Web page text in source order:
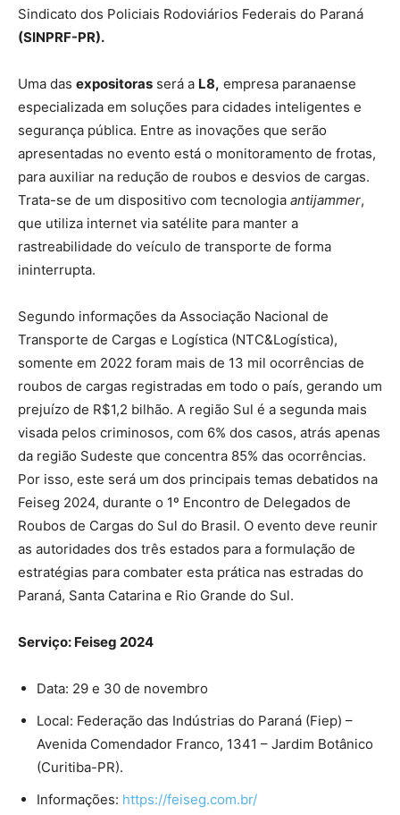
Sindicato dos Policiais Rodoviários Federais do Paraná
(SINPRF-PR).
Uma das expositoras será a L8, empresa paranaense
especializada em soluções para cidades inteligentes e
segurança pública. Entre as inovações que serão
apresentadas no evento está o monitoramento de frotas,
para auxiliar na redução de roubos e desvios de cargas.
Trata-se de um dispositivo com tecnologia antijammer,
que utiliza internet via satélite para manter a
rastreabilidade do veículo de transporte de forma
ininterrupta.
Segundo informações da Associação Nacional de
Transporte de Cargas e Logística (NTC&Logística),
somente em 2022 foram mais de 13 mil ocorrências de
roubos de cargas registradas em todo o país, gerando um
prejuízo de R$1,2 bilhão. A região Sul é a segunda mais
visada pelos criminosos, com 6% dos casos, atrás apenas
da região Sudeste que concentra 85% das ocorrências.
Por isso, este será um dos principais temas debatidos na
Feiseg 2024, durante o 1º Encontro de Delegados de
Roubos de Cargas do Sul do Brasil. O evento deve reunir
as autoridades dos três estados para a formulação de
estratégias para combater esta prática nas estradas do
Paraná, Santa Catarina e Rio Grande do Sul.
Serviço: Feiseg 2024
Data: 29 e 30 de novembro
Local: Federação das Indústrias do Paraná (Fiep) –
Avenida Comendador Franco, 1341 – Jardim Botânico
(Curitiba-PR).
Informações: https://feiseg.com.br/